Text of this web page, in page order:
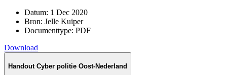
Datum: 1 Dec 2020
Bron: Jelle Kuiper
Documenttype: PDF
Download
Handout Cyber politie Oost-Nederland